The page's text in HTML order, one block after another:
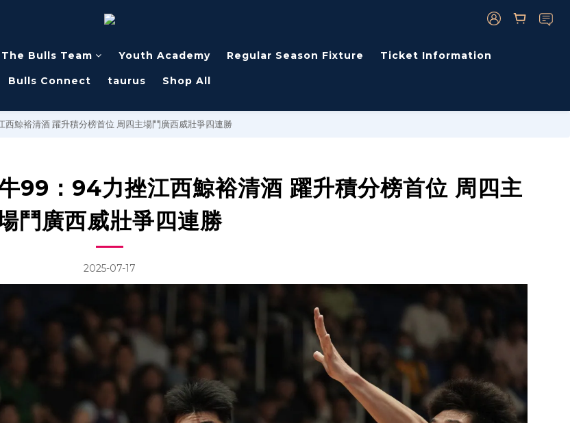
The Bulls Team Youth Academy Regular Season Fixture Ticket Information
Bulls Connect taurus Shop All
鯨裕清酒 躍升積分榜首位 周四主場鬥廣西威壯爭四連勝
99：94力挫江西鯨裕清酒 躍升積分榜首位 周四主
鬥廣西威壯爭四連勝
2025-07-17